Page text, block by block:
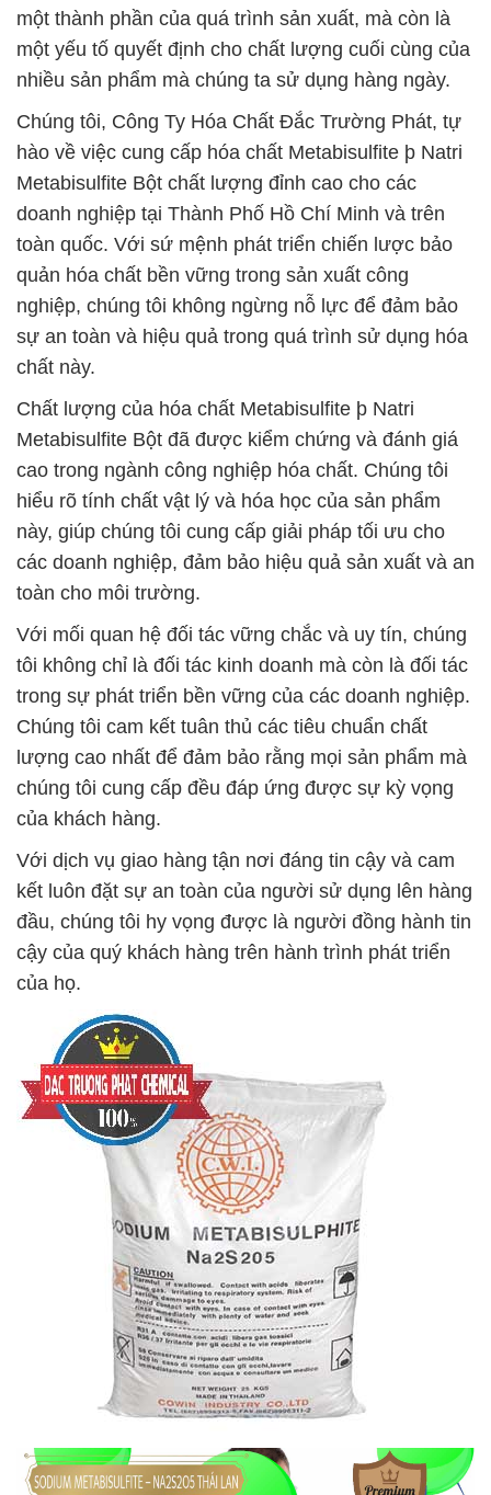
một thành phần của quá trình sản xuất, mà còn là
một yếu tố quyết định cho chất lượng cuối cùng của
nhiều sản phẩm mà chúng ta sử dụng hàng ngày.
Chúng tôi, Công Ty Hóa Chất Đắc Trường Phát, tự
hào về việc cung cấp hóa chất Metabisulfite þ Natri
Metabisulfite Bột chất lượng đỉnh cao cho các
doanh nghiệp tại Thành Phố Hồ Chí Minh và trên
toàn quốc. Với sứ mệnh phát triển chiến lược bảo
quản hóa chất bền vững trong sản xuất công
nghiệp, chúng tôi không ngừng nỗ lực để đảm bảo
sự an toàn và hiệu quả trong quá trình sử dụng hóa
chất này.
Chất lượng của hóa chất Metabisulfite þ Natri
Metabisulfite Bột đã được kiểm chứng và đánh giá
cao trong ngành công nghiệp hóa chất. Chúng tôi
hiểu rõ tính chất vật lý và hóa học của sản phẩm
này, giúp chúng tôi cung cấp giải pháp tối ưu cho
các doanh nghiệp, đảm bảo hiệu quả sản xuất và an
toàn cho môi trường.
Với mối quan hệ đối tác vững chắc và uy tín, chúng
tôi không chỉ là đối tác kinh doanh mà còn là đối tác
trong sự phát triển bền vững của các doanh nghiệp.
Chúng tôi cam kết tuân thủ các tiêu chuẩn chất
lượng cao nhất để đảm bảo rằng mọi sản phẩm mà
chúng tôi cung cấp đều đáp ứng được sự kỳ vọng
của khách hàng.
Với dịch vụ giao hàng tận nơi đáng tin cậy và cam
kết luôn đặt sự an toàn của người sử dụng lên hàng
đầu, chúng tôi hy vọng được là người đồng hành tin
cậy của quý khách hàng trên hành trình phát triển
của họ.